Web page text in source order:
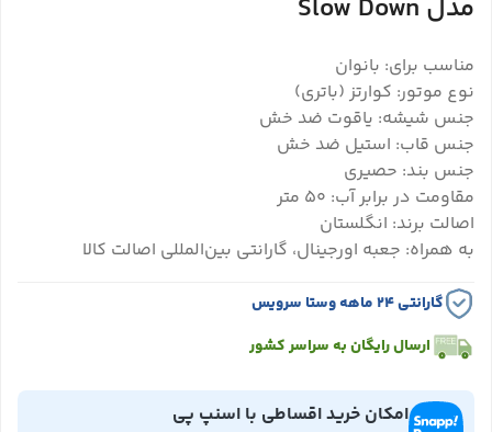
مدل Slow Down
مناسب برای: بانوان
نوع موتور: کوارتز (باتری)
جنس شیشه: یاقوت ضد خش
جنس قاب: استیل ضد خش
جنس بند: حصیری
مقاومت در برابر آب: ۵۰ متر
اصالت برند: انگلستان
به همراه: جعبه اورجینال، گارانتی بین‌المللی اصالت کالا
گارانتی ۲۴ ماهه وستا سرویس
ارسال رایگان به سراسر کشور
امکان خرید اقساطی با اسنپ پی